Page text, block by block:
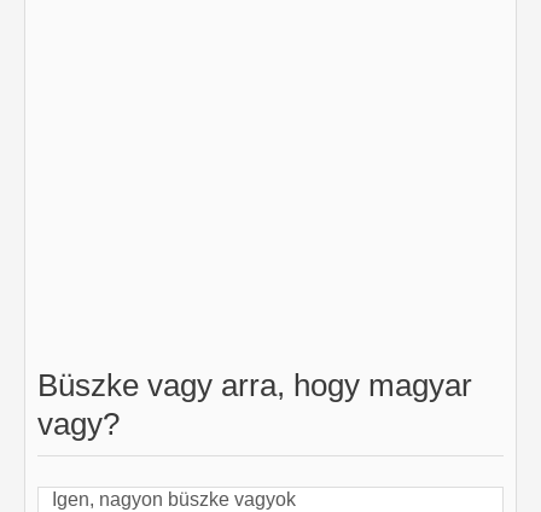
Büszke vagy arra, hogy magyar
vagy?
Igen, nagyon büszke vagyok